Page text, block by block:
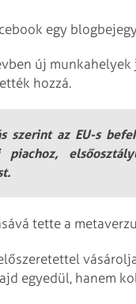
egy
új
hozzá.
szerint az EU-s
piachoz,
tette a
egyedül, hanem